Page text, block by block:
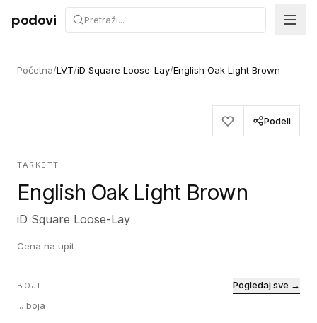
Preskoči na sadržaj
podovi
Početna/LVT/iD Square Loose-Lay/English Oak Light Brown
Podeli
TARKETT
English Oak Light Brown
iD Square Loose-Lay
Cena na upit
BOJE
... boja
Pogledaj sve →